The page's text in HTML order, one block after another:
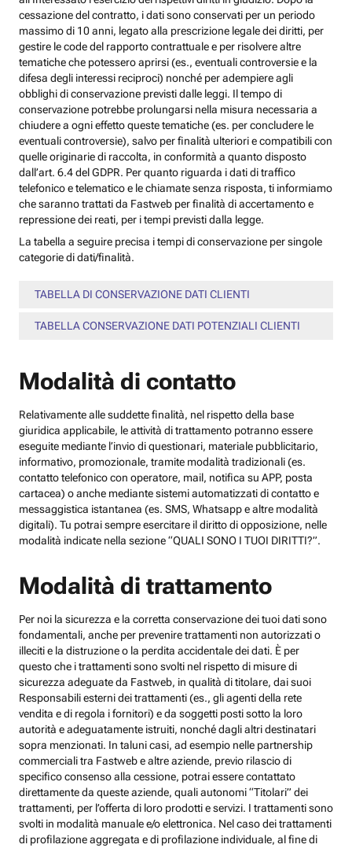
cessazione del contratto, i dati sono conservati per un periodo
massimo di 10 anni, legato alla prescrizione legale dei diritti, per
gestire le code del rapporto contrattuale e per risolvere altre
tematiche che potessero aprirsi (es., eventuali controversie e la
difesa degli interessi reciproci) nonché per adempiere agli
obblighi di conservazione previsti dalle leggi. Il tempo di
conservazione potrebbe prolungarsi nella misura necessaria a
chiudere a ogni effetto queste tematiche (es. per concludere le
eventuali controversie), salvo per finalità ulteriori e compatibili con
quelle originarie di raccolta, in conformità a quanto disposto
dall’art. 6.4 del GDPR. Per quanto riguarda i dati di traffico
telefonico e telematico e le chiamate senza risposta, ti informiamo
che saranno trattati da Fastweb per finalità di accertamento e
repressione dei reati, per i tempi previsti dalla legge.
La tabella a seguire precisa i tempi di conservazione per singole
categorie di dati/finalità.
TABELLA DI CONSERVAZIONE DATI CLIENTI
TABELLA CONSERVAZIONE DATI POTENZIALI CLIENTI
Modalità di contatto
Relativamente alle suddette finalità, nel rispetto della base
giuridica applicabile, le attività di trattamento potranno essere
eseguite mediante l’invio di questionari, materiale pubblicitario,
informativo, promozionale, tramite modalità tradizionali (es.
contatto telefonico con operatore, mail, notifica su APP, posta
cartacea) o anche mediante sistemi automatizzati di contatto e
messaggistica istantanea (es. SMS, Whatsapp e altre modalità
digitali). Tu potrai sempre esercitare il diritto di opposizione, nelle
modalità indicate nella sezione “QUALI SONO I TUOI DIRITTI?”.
Modalità di trattamento
Per noi la sicurezza e la corretta conservazione dei tuoi dati sono
fondamentali, anche per prevenire trattamenti non autorizzati o
illeciti e la distruzione o la perdita accidentale dei dati. È per
questo che i trattamenti sono svolti nel rispetto di misure di
sicurezza adeguate da Fastweb, in qualità di titolare, dai suoi
Responsabili esterni dei trattamenti (es., gli agenti della rete
vendita e di regola i fornitori) e da soggetti posti sotto la loro
autorità e adeguatamente istruiti, nonché dagli altri destinatari
sopra menzionati. In taluni casi, ad esempio nelle partnership
commerciali tra Fastweb e altre aziende, previo rilascio di
specifico consenso alla cessione, potrai essere contattato
direttamente da queste aziende, quali autonomi “Titolari” dei
trattamenti, per l’offerta di loro prodotti e servizi. I trattamenti sono
svolti in modalità manuale e/o elettronica. Nel caso dei trattamenti
di profilazione aggregata e di profilazione individuale, al fine di